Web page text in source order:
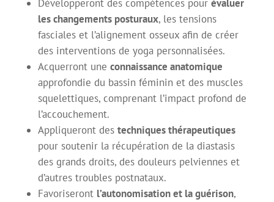
Développeront des compétences pour évaluer
les changements posturaux, les tensions
fasciales et l’alignement osseux afin de créer
des interventions de yoga personnalisées.
Acquerront une connaissance anatomique
approfondie du bassin féminin et des muscles
squelettiques, comprenant l’impact profond de
l’accouchement.
Appliqueront des techniques thérapeutiques
pour soutenir la récupération de la diastasis
des grands droits, des douleurs pelviennes et
d’autres troubles postnataux.
Favoriseront l’autonomisation et la guérison,